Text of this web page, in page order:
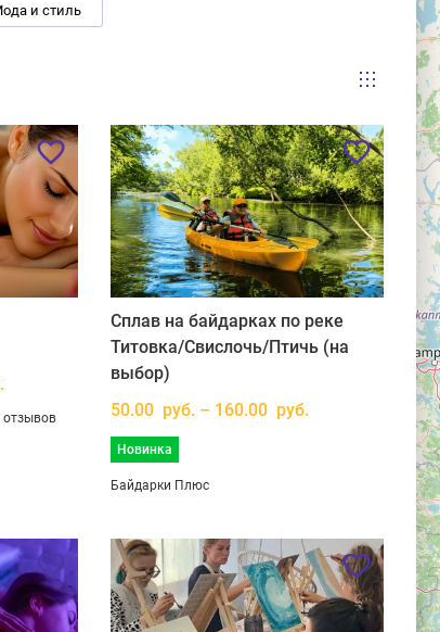
и стиль
отзывов
Сплав на байдарках по реке
Титовка/Свислочь/Птичь (на
выбор)
50.00 руб. – 160.00 руб.
Новинка
Байдарки Плюс